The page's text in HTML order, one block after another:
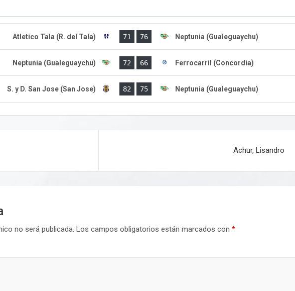
Atletico Tala (R. del Tala) 71 76 Neptunia (Gualeguaychu)
Neptunia (Gualeguaychu) 72 66 Ferrocarril (Concordia)
S. y D. San Jose (San Jose) 82 75 Neptunia (Gualeguaychu)
Achur, Lisandro
no será publicada. Los campos obligatorios están marcados con *